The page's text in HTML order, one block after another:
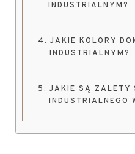
INDUSTRIALNYM?
JAKIE KOLORY
INDUSTRIALNYM?
JAKIE SĄ ZALETY
INDUSTRIALNEGO